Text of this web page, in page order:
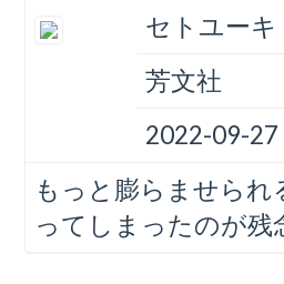
セトユーキ
芳文社
2022-09-27
もっと膨らませられ
ってしまったのが残